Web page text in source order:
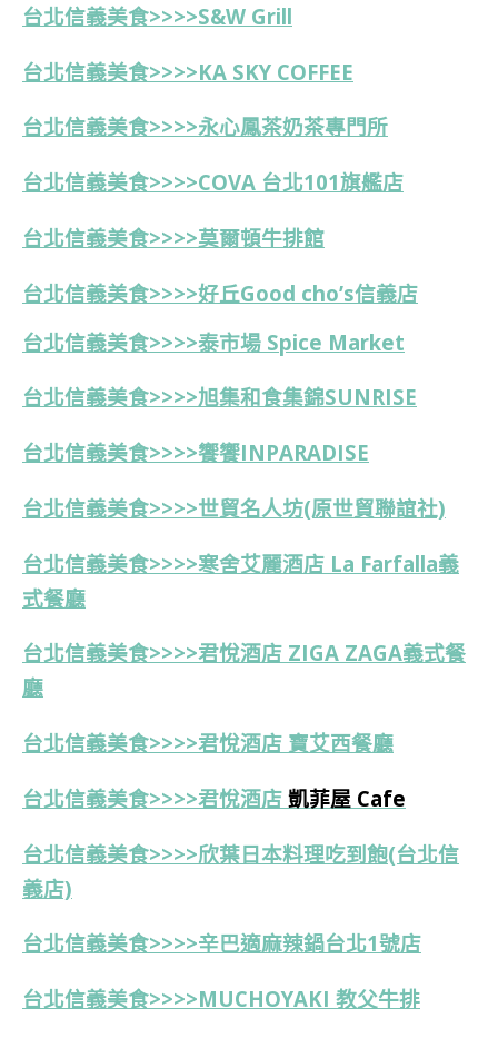
台北信義美食>>>>S&W Grill
台北信義美食>>>>KA SKY COFFEE
台北信義美食>>>>永心鳳茶奶茶專門所
台北信義美食>>>>COVA 台北101旗艦店
台北信義美食>>>>莫爾頓牛排館
台北信義美食>>>>好丘Good cho’s信義店
台北信義美食>>>>泰市場 Spice Market
台北信義美食>>>>旭集和食集錦SUNRISE
台北信義美食>>>>饗饗INPARADISE
台北信義美食>>>>世貿名人坊(原世貿聯誼社)
台北信義美食>>>>寒舍艾麗酒店 La Farfalla義
式餐廳
台北信義美食>>>>君悅酒店 ZIGA ZAGA義式餐
廳
台北信義美食>>>>君悅酒店 寶艾西餐廳
台北信義美食>>>>君悅酒店 凱菲屋 Cafe
台北信義美食>>>>欣葉日本料理吃到飽(台北信
義店)
台北信義美食>>>>辛巴適麻辣鍋台北1號店
台北信義美食>>>>MUCHOYAKI 教父牛排